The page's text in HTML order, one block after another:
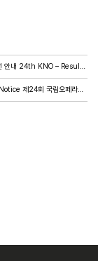
제24회 국립오페라단 성악콩쿠르 예선결과·본선 안내 24th KNO – Results & Final Round
24th KNO Vocal Concours: Preliminary Notice 제24회 국립오페라단 성악콩쿠르 예선 공지